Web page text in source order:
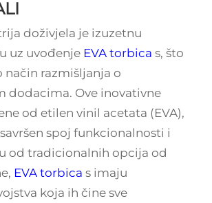
doživjela je izuzetnu
uz uvođenje EVA torbica s, što
razmišljanja o
dodacima. Ove inovativne
od etilen vinil acetata (EVA),
spoj funkcionalnosti i
od tradicionalnih opcija od
EVA torbica s imaju
koja ih čine sve